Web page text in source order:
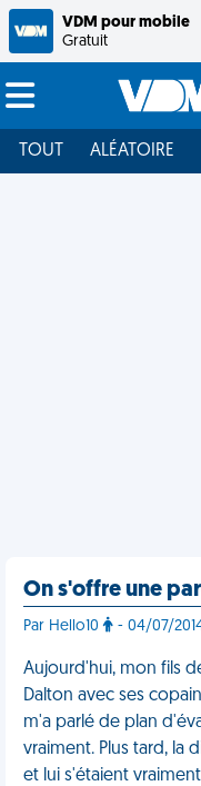
VDM pour mobile
Gratuit
TOUT ALÉATOIRE
On s'offre une
Par Hello10 - 04/07/
Aujourd'hui, mon fils
Dalton avec ses
m'a parlé de plan
vraiment. Plus tard, la
et lui s'étaient